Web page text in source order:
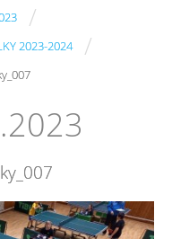
/
2023-2024 /